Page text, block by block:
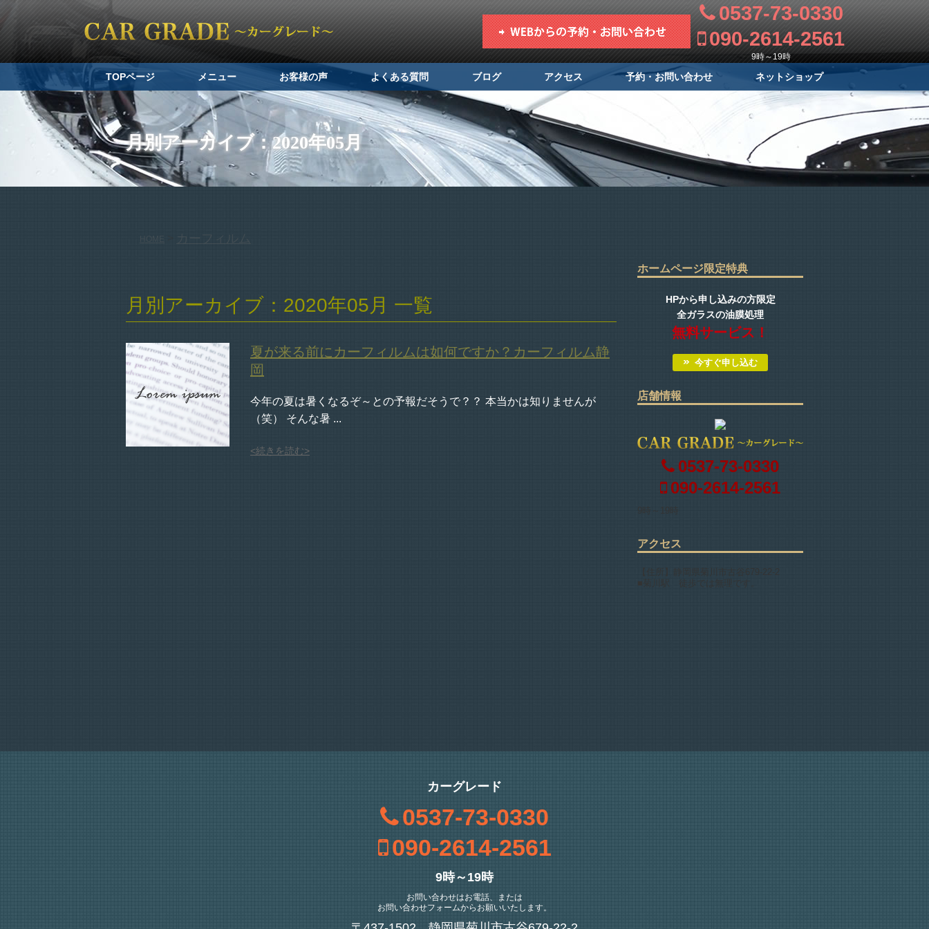
0537-73-0330
090-2614-2561
9時～19時
TOPページ メニュー お客様の声 よくある質問 ブログ アクセス 予約・お問い合わせ ネットショップ
月別アーカイブ：2020年05月
カーフィルム
月別アーカイブ：2020年05月 一覧
夏が来る前にカーフィルムは如何ですか？カーフィルム静
岡
今年の夏は暑くなるぞ～との予報だそうで？？ 本当かは知りませんが
（笑） そんな暑 ...
<続きを読む>
ホームページ限定特典
HPから申し込みの方限定
全ガラスの油膜処理
無料サービス！
今すぐ申し込む
店舗情報
0537-73-0330
090-2614-2561
アクセス
【住所】静岡県菊川市古谷679-22-2
カーグレード
0537-73-0330
090-2614-2561
9時～19時
お問い合わせはお電話、または
お問い合わせフォームからお願いいたします。